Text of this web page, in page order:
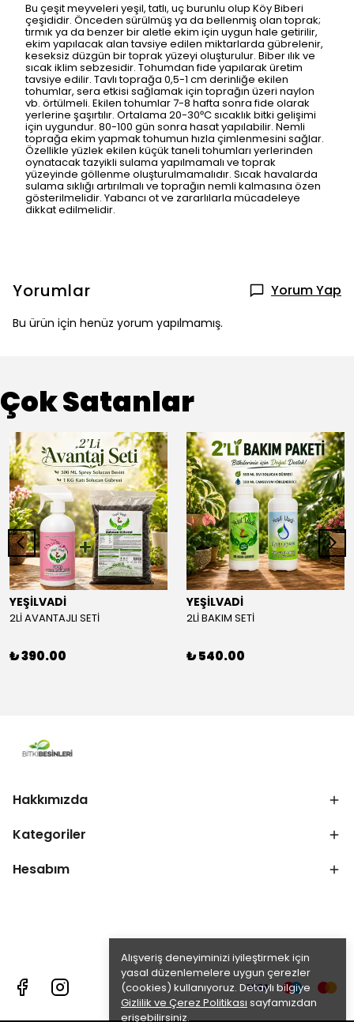
Alışveriş deneyiminizi iyileştirmek için
yasal düzenlemelere uygun çerezler
(cookies) kullanıyoruz. Detaylı bilgiye
Gizlilik ve Çerez Politikası sayfamızdan
erişebilirsiniz.
Bu çeşit meyveleri yeşil, tatlı, uç burunlu olup Köy Biberi
çeşididir. Önceden sürülmüş ya da bellenmiş olan toprak;
tırmık ya da benzer bir aletle ekim için uygun hale getirilir,
ekim yapılacak alan tavsiye edilen miktarlarda gübrelenir,
keseksiz düzgün bir toprak yüzeyi oluşturulur. Biber ılık ve
sıcak iklim sebzesidir. Tohumdan fide yapılarak üretim
tavsiye edilir. Tavlı toprağa 0,5-1 cm derinliğe ekilen
tohumlar, sera etkisi sağlamak için toprağın üzeri naylon
vb. örtülmeli. Ekilen tohumlar 7-8 hafta sonra fide olarak
yerlerine şaşırtılır. Ortalama 20-30ᵒC sıcaklık bitki gelişimi
için uygundur. 80-100 gün sonra hasat yapılabilir. Nemli
toprağa ekim yapmak tohumun hızla çimlenmesini sağlar.
Özellikle yüzlek ekilen küçük taneli tohumları yerlerinden
oynatacak tazyikli sulama yapılmamalı ve toprak
yüzeyinde göllenme oluşturulmamalıdır. Sıcak havalarda
sulama sıklığı artırılmalı ve toprağın nemli kalmasına özen
gösterilmelidir. Yabancı ot ve zararlılarla mücadeleye
dikkat edilmelidir.
Yorumlar Yorum Yap
Bu ürün için henüz yorum yapılmamış.
Çok Satanlar
YEŞİLVADİ
2Lİ AVANTAJLI SETİ
₺ 390.00
YEŞİLVADİ
2Lİ BAKIM SETİ
₺ 540.00
Hakkımızda
Kategoriler
Hesabım